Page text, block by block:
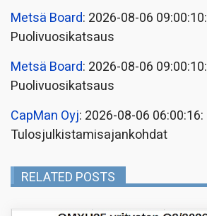
Metsä Board: 2026-08-06 09:00:10:
Puolivuosikatsaus
Metsä Board: 2026-08-06 09:00:10:
Puolivuosikatsaus
CapMan Oyj: 2026-08-06 06:00:16:
Tulosjulkistamisajankohdat
RELATED POSTS